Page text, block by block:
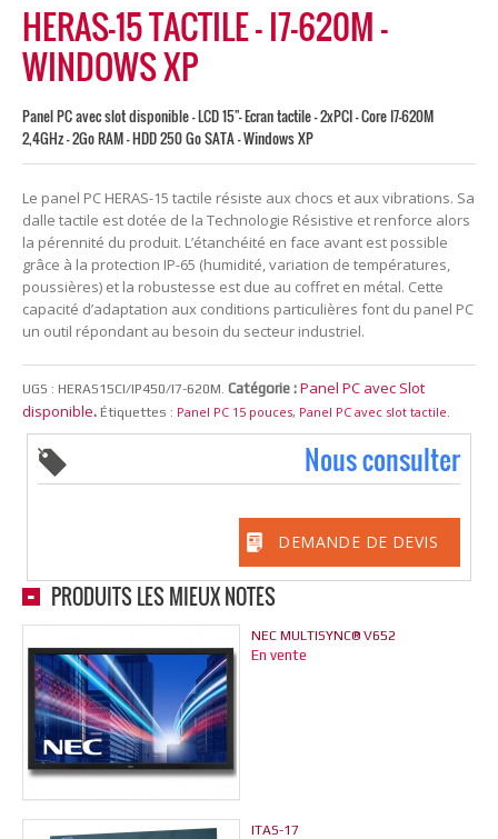
HERAS-15 TACTILE – I7-620M –
WINDOWS XP
Panel PC avec slot disponible - LCD 15"- Ecran tactile - 2xPCI - Core I7-620M
2,4GHz - 2Go RAM - HDD 250 Go SATA - Windows XP
Le panel PC HERAS-15 tactile résiste aux chocs et aux vibrations. Sa
dalle tactile est dotée de la Technologie Résistive et renforce alors
la pérennité du produit. L’étanchéité en face avant est possible
grâce à la protection IP-65 (humidité, variation de températures,
poussières) et la robustesse est due au coffret en métal. Cette
capacité d’adaptation aux conditions particulières font du panel PC
un outil répondant au besoin du secteur industriel.
UGS : HERAS15CI/IP450/I7-620M. Catégorie : Panel PC avec Slot
disponible. Étiquettes : Panel PC 15 pouces, Panel PC avec slot tactile.
Nous consulter
DEMANDE DE DEVIS
PRODUITS LES MIEUX NOTÉS
NEC MULTISYNC® V652
En vente
ITAS-17